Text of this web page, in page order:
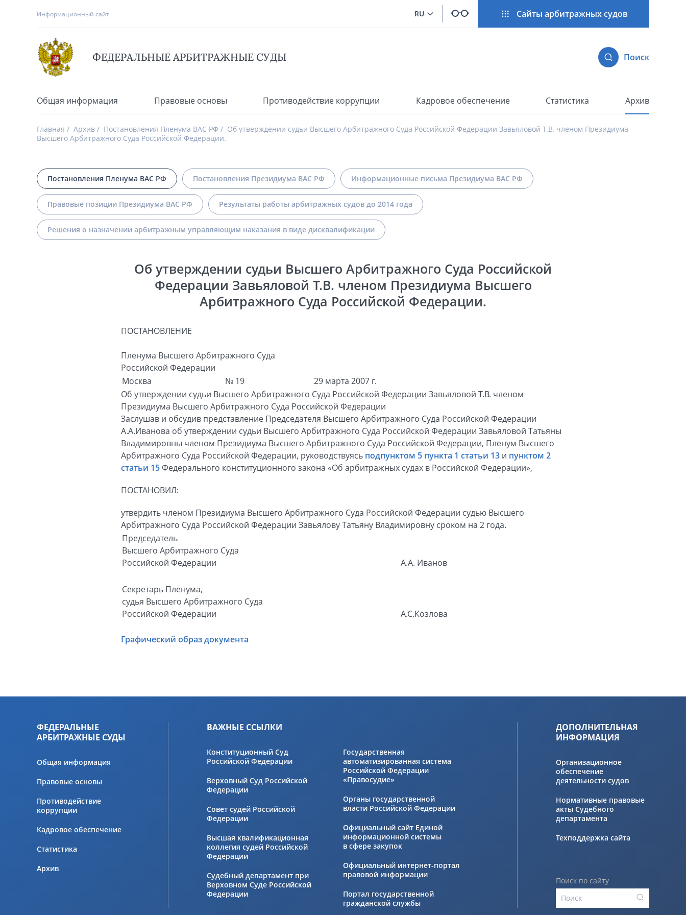
Информационный сайт RU Сайты арбитражных судов
ФЕДЕРАЛЬНЫЕ АРБИТРАЖНЫЕ СУДЫ Поиск
Общая информация Правовые основы Противодействие коррупции Кадровое обеспечение Статистика Архив
Главная Архив Постановления Пленума ВАС РФ
Об утверждении судьи Высшего Арбитражного Суда Российской Федерации Завьяловой Т.В. членом Президиума
Высшего Арбитражного Суда Российской Федерации.
Постановления Пленума ВАС РФ Постановления Президиума ВАС РФ Информационные письма Президиума ВАС РФ
Правовые позиции Президиума ВАС РФ Результаты работы арбитражных судов до 2014 года
Решения о назначении арбитражным управляющим наказания в виде дисквалификации
Об утверждении судьи Высшего Арбитражного Суда Российской
Федерации Завьяловой Т.В. членом Президиума Высшего
Арбитражного Суда Российской Федерации.
ПОСТАНОВЛЕНИЕ
Пленума Высшего Арбитражного Суда
Российской Федерации
Москва
№ 19
29 марта 2007 г.
Об утверждении судьи Высшего Арбитражного Суда Российской Федерации Завьяловой Т.В. членом
Президиума Высшего Арбитражного Суда Российской Федерации
Заслушав и обсудив представление Председателя Высшего Арбитражного Суда Российской Федерации
А.А.Иванова об утверждении судьи Высшего Арбитражного Суда Российской Федерации Завьяловой Татьяны
Владимировны членом Президиума Высшего Арбитражного Суда Российской Федерации, Пленум Высшего
Арбитражного Суда Российской Федерации, руководствуясь подпунктом 5 пункта 1 статьи 13 и пунктом 2
статьи 15Федерального конституционного закона «Об арбитражных судах в Российской Федерации»,
ПОСТАНОВИЛ:
утвердить членом Президиума Высшего Арбитражного Суда Российской Федерации судью Высшего
Арбитражного Суда Российской Федерации Завьялову Татьяну Владимировну сроком на 2 года.
Председатель
Высшего Арбитражного Суда
Российской Федерации
А.А. Иванов
Секретарь Пленума,
судья Высшего Арбитражного Суда
Российской Федерации
А.С.Козлова
Графический образ документа
ФЕДЕРАЛЬНЫЕ
АРБИТРАЖНЫЕ СУДЫ
Общая информация
Правовые основы
Противодействие
коррупции
Кадровое обеспечение
Статистика
Архив
ВАЖНЫЕ ССЫЛКИ
Конституционный Суд
Российской Федерации
Верховный Суд Российской
Федерации
Совет судей Российской
Федерации
Высшая квалификационная
коллегия судей Российской
Федерации
Судебный департамент при
Верховном Суде Российской
Федерации
Государственная
автоматизированная система
Российской Федерации
«Правосудие»
Органы государственной
власти Российской Федерации
Официальный сайт Единой
информационной системы
в сфере закупок
Официальный интернет-портал
правовой информации
Портал государственной
гражданской службы
ДОПОЛНИТЕЛЬНАЯ
ИНФОРМАЦИЯ
Организационное
обеспечение
деятельности судов
Нормативные правовые
акты Судебного
департамента
Техподдержка сайта
Поиск по сайту